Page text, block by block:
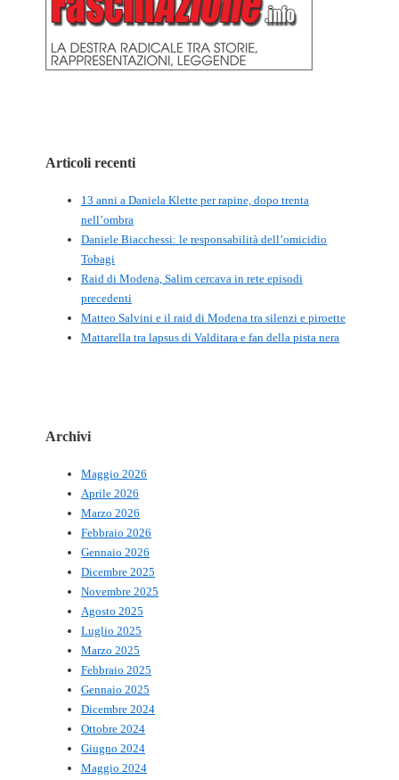
Articoli recenti
13 anni a Daniela Klette per rapine, dopo trenta
nell’ombra
Daniele Biacchessi: le responsabilità dell’omicidio
Tobagi
Raid di Modena, Salim cercava in rete episodi
precedenti
Matteo Salvini e il raid di Modena tra silenzi e piroette
Mattarella tra lapsus di Valditara e fan della pista nera
Archivi
Maggio 2026
Aprile 2026
Marzo 2026
Febbraio 2026
Gennaio 2026
Dicembre 2025
Novembre 2025
Agosto 2025
Luglio 2025
Marzo 2025
Febbraio 2025
Gennaio 2025
Dicembre 2024
Ottobre 2024
Giugno 2024
Maggio 2024